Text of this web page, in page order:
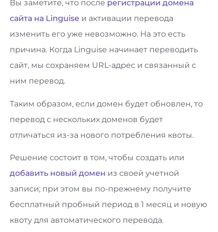
Вы заметите, что после регистрации домена
сайта на Linguise и активации перевода
изменить его уже невозможно. На это есть
причина. Когда Linguise начинает переводить
сайт, мы сохраняем URL-адрес и связанный с
ним перевод.
Таким образом, если домен будет обновлен, то
перевод с нескольких доменов будет
отличаться из-за нового потребления квоты.
Решение состоит в том, чтобы создать или
добавить новый домен из своей учетной
записи; при этом вы по-прежнему получите
бесплатный пробный период в 1 месяц и новую
квоту для автоматического перевода.